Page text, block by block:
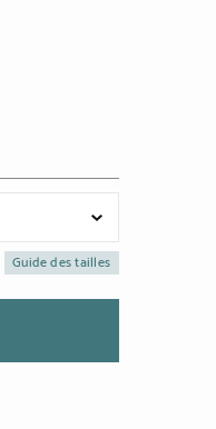
Guide des tailles